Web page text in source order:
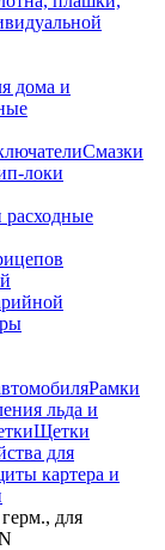
дома и
Смазки
локи
Рамки
льда и
Щетки
для
картера и
для